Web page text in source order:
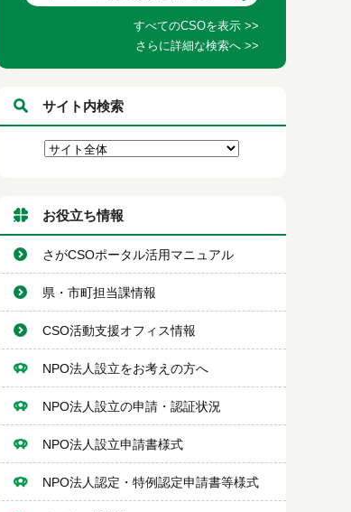
すべてのCSOを表示 >>
さらに詳細な検索へ >>
サイト内検索
お役立ち情報
さがCSOポータル活用マニュアル
県・市町担当課情報
CSO活動支援オフィス情報
NPO法人設立をお考えの方へ
NPO法人設立の申請・認証状況
NPO法人設立申請書様式
NPO法人認定・特例認定申請書等様式